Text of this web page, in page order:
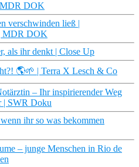
MDR DOK
verschwinden ließ |
MDR DOK
als ihr denkt | Close Up
🌎🌱 | Terra X Lesch & Co
– Ihr inspirierender Weg
| SWR Doku
ihr so was bekommen
– junge Menschen in Rio de